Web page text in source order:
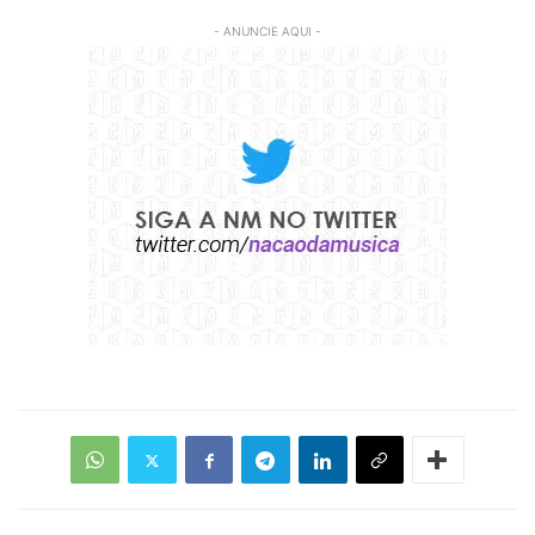
- ANUNCIE AQUI -